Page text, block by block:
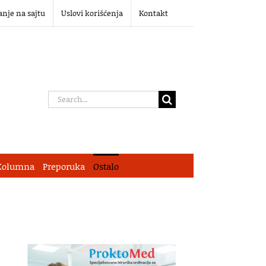
na sajtu Uslovi korišćenja Kontakt
Search
Preporuka Ostalo